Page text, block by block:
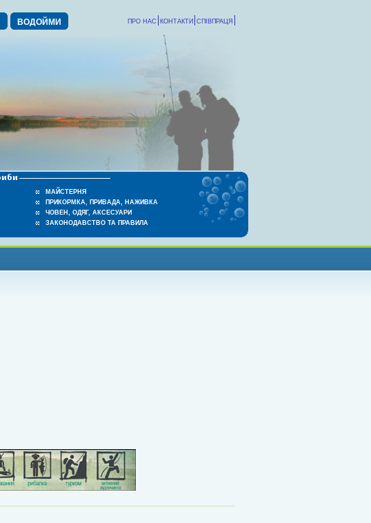
ВОДОЙМИ СПІВПРАЦЯ
КОНТАКТИ
ПРО НАС
МАЙСТЕРНЯ
ПРИКОРМКА, ПРИВАДА, НАЖИВКА
ЧОВЕН, ОДЯГ, АКСЕСУАРИ
ЗАКОНОДАВСТВО ТА ПРАВИЛА